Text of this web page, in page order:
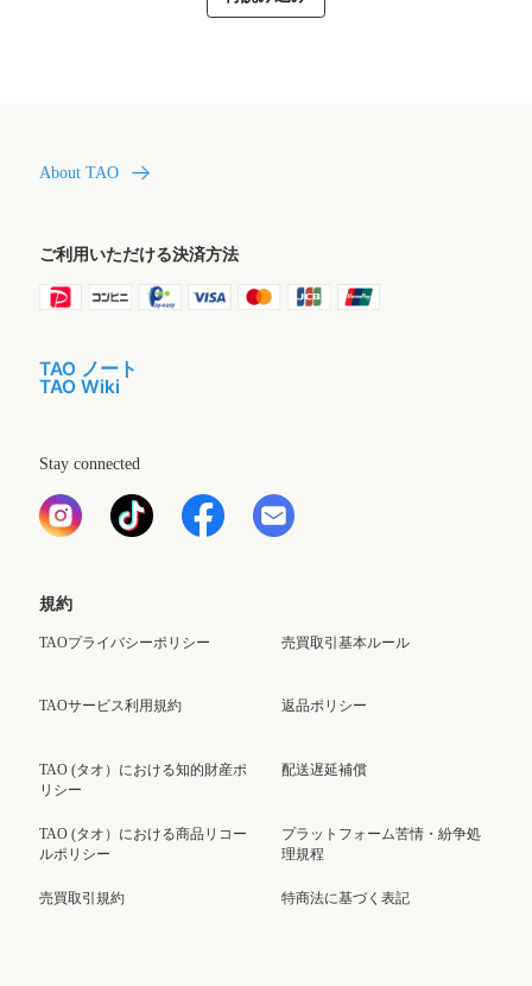
About TAO
ご利用いただける決済方法
TAO ノート
TAO Wiki
Stay connected
規約
TAOプライバシーポリシー
TAOサービス利用規約
TAO (タオ）における知的財産ポ
リシー
TAO (タオ）における商品リコー
ルポリシー
売買取引規約
売買取引基本ルール
返品ポリシー
配送遅延補償
プラットフォーム苦情・紛争処
理規程
特商法に基づく表記